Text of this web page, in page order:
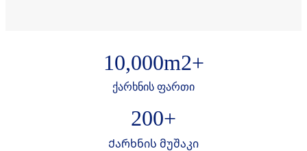
10,000m2+
ქარხნის ფართი
200+
Ქარხნის მუშაკი